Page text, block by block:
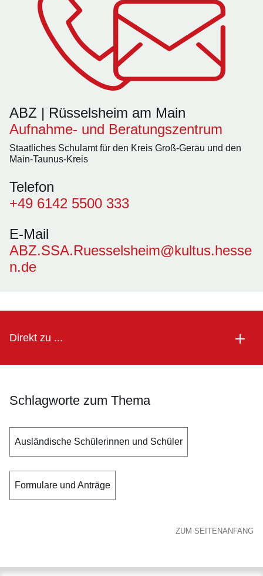
ABZ | Rüsselsheim am Main
Aufnahme- und Beratungszentrum
Staatliches Schulamt für den Kreis Groß-Gerau und den
Main-Taunus-Kreis
Telefon
+49 6142 5500 333
E-Mail
ABZ.SSA.Ruesselsheim@kultus.hesse
n.de
Direkt zu ...
Schlagworte zum Thema
Ausländische Schülerinnen und Schüler
Formulare und Anträge
ZUM SEITENANFANG